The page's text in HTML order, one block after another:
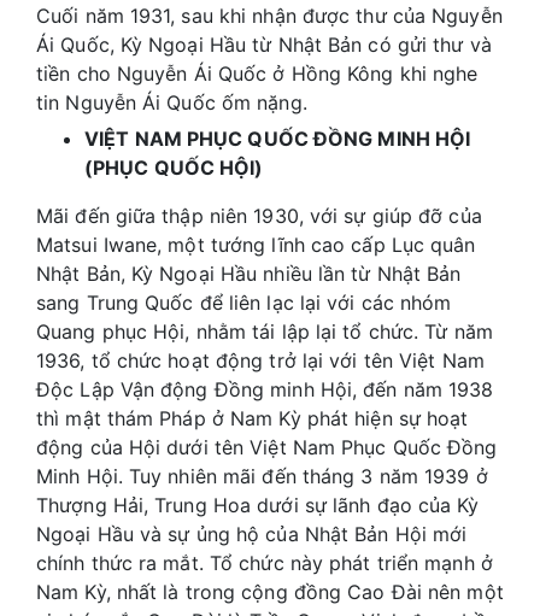
Cuối năm 1931, sau khi nhận được thư của Nguyễn
Ái Quốc, Kỳ Ngoại Hầu từ Nhật Bản có gửi thư và
tiền cho Nguyễn Ái Quốc ở Hồng Kông khi nghe
tin Nguyễn Ái Quốc ốm nặng.
VIỆT NAM PHỤC QUỐC ĐỒNG MINH HỘI
(PHỤC QUỐC HỘI)
Mãi đến giữa thập niên 1930, với sự giúp đỡ của
Matsui Iwane, một tướng lĩnh cao cấp Lục quân
Nhật Bản, Kỳ Ngoại Hầu nhiều lần từ Nhật Bản
sang Trung Quốc để liên lạc lại với các nhóm
Quang phục Hội, nhằm tái lập lại tổ chức. Từ năm
1936, tổ chức hoạt động trở lại với tên Việt Nam
Độc Lập Vận động Đồng minh Hội, đến năm 1938
thì mật thám Pháp ở Nam Kỳ phát hiện sự hoạt
động của Hội dưới tên Việt Nam Phục Quốc Đồng
Minh Hội. Tuy nhiên mãi đến tháng 3 năm 1939 ở
Thượng Hải, Trung Hoa dưới sự lãnh đạo của Kỳ
Ngoại Hầu và sự ủng hộ của Nhật Bản Hội mới
chính thức ra mắt. Tổ chức này phát triển mạnh ở
Nam Kỳ, nhất là trong cộng đồng Cao Đài nên một